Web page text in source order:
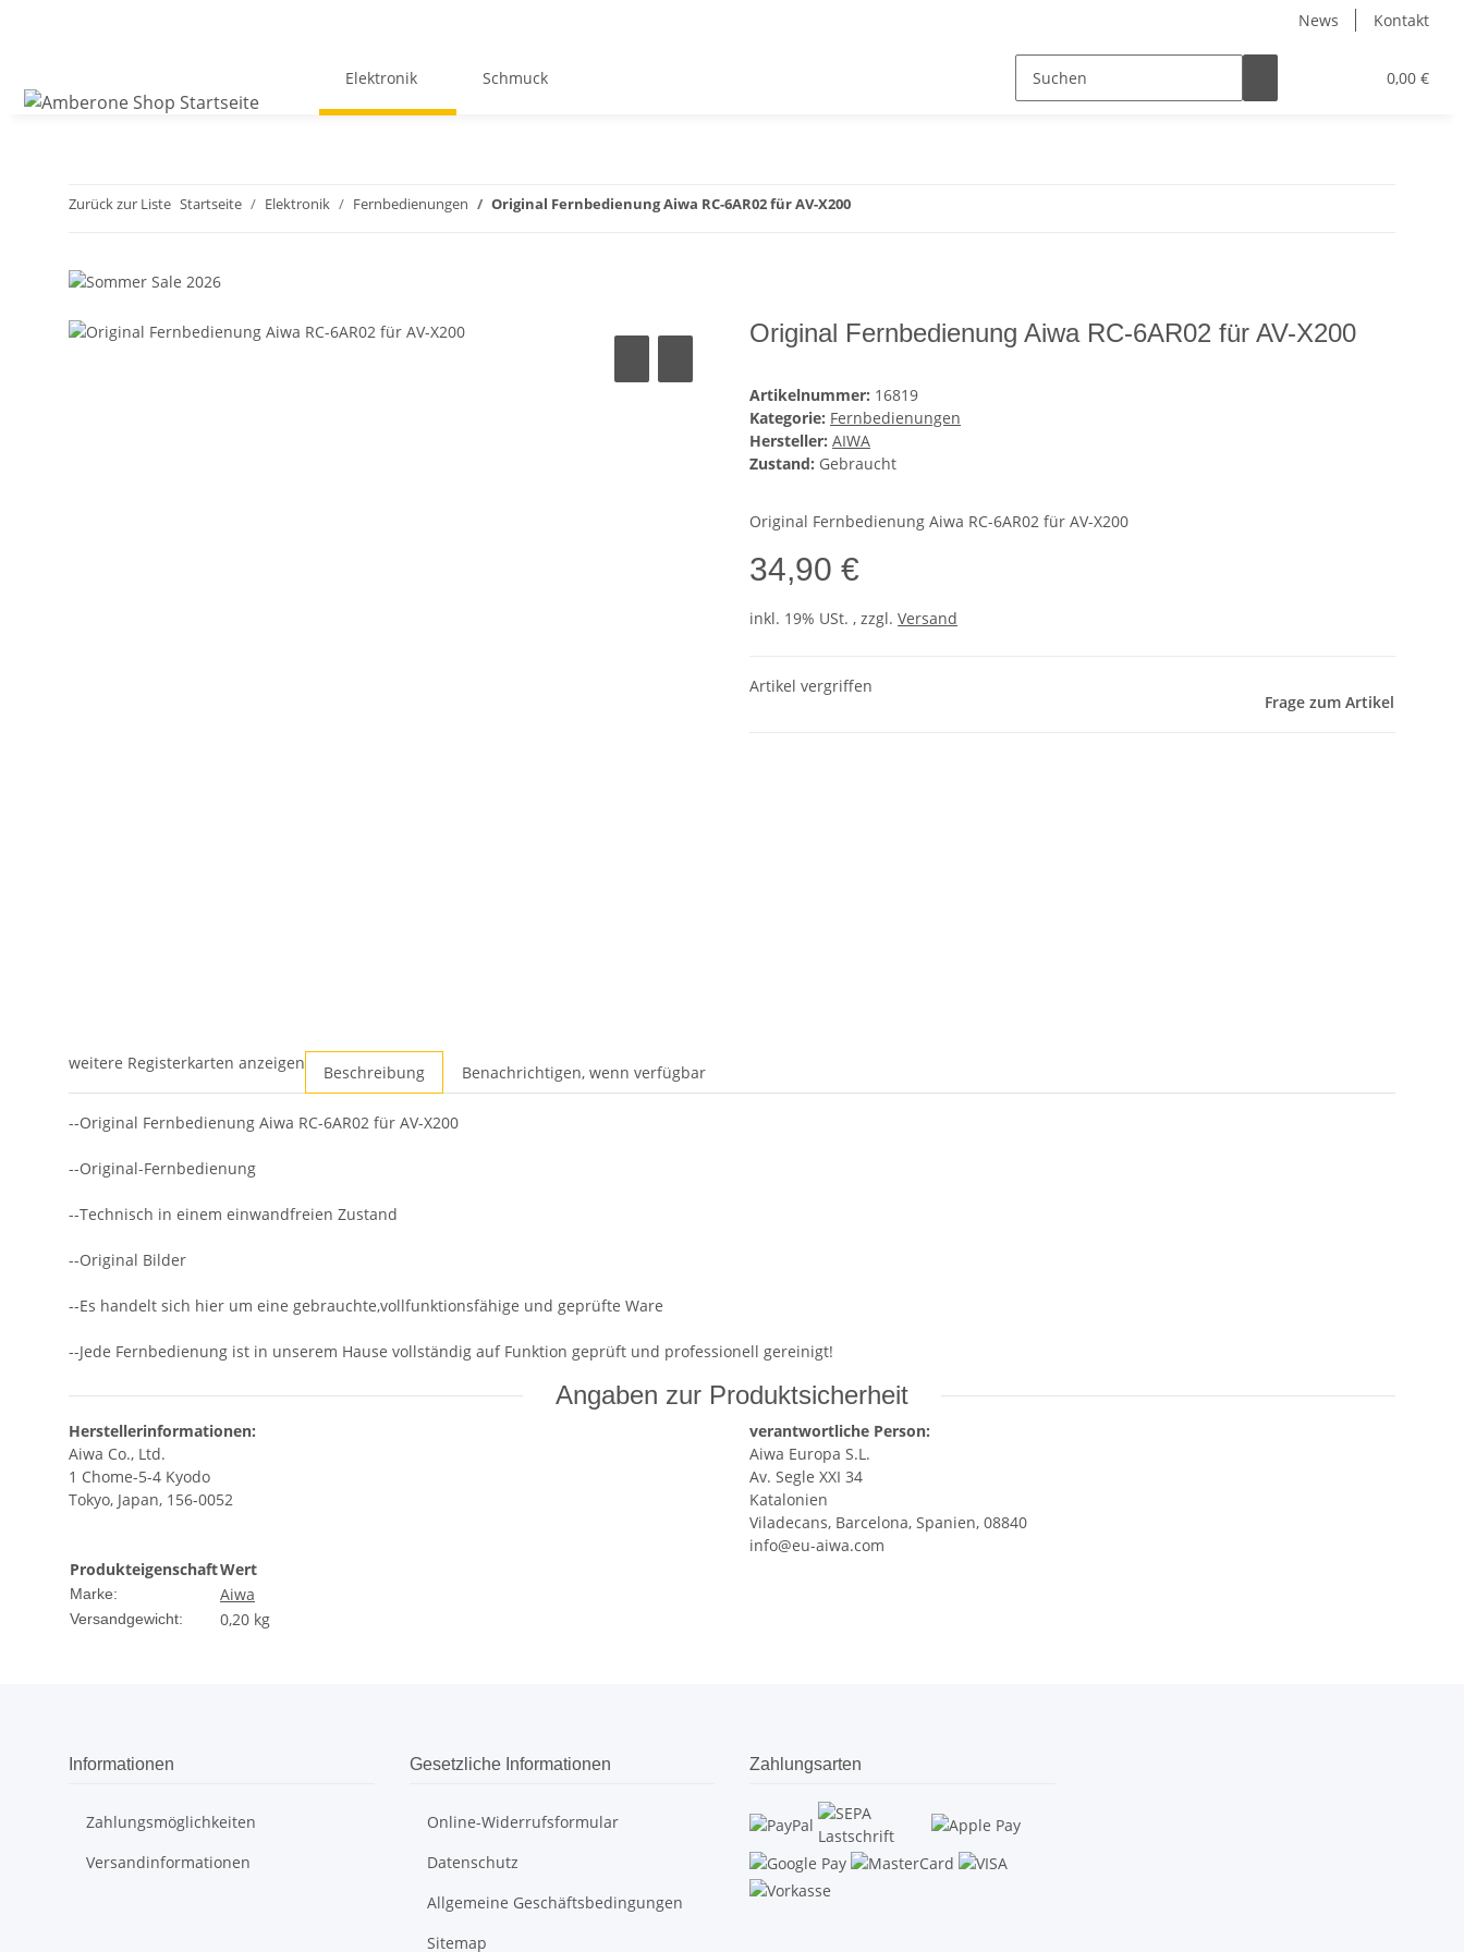
News Kontakt
0,00 €
Elektronik Schmuck
Zurück zur Liste Startseite Elektronik Fernbedienungen Original Fernbedienung Aiwa RC-6AR02 für AV-X200
Original Fernbedienung Aiwa RC-6AR02 für AV-X200
Artikelnummer: 16819
Kategorie: Fernbedienungen
Hersteller: AIWA
Zustand: Gebraucht
Original Fernbedienung Aiwa RC-6AR02 für AV-X200
34,90 €
inkl. 19% USt. , zzgl. Versand
Artikel vergriffen
Frage zum Artikel
weitere Registerkarten anzeigen Beschreibung Benachrichtigen, wenn verfügbar
--Original Fernbedienung Aiwa RC-6AR02 für AV-X200
--Original-Fernbedienung
--Technisch in einem einwandfreien Zustand
--Original Bilder
--Es handelt sich hier um eine gebrauchte,vollfunktionsfähige und geprüfte Ware
--Jede Fernbedienung ist in unserem Hause vollständig auf Funktion geprüft und professionell gereinigt!
Angaben zur Produktsicherheit
Herstellerinformationen:
Aiwa Co., Ltd.
1 Chome-5-4 Kyodo
Tokyo, Japan, 156-0052
verantwortliche Person:
Aiwa Europa S.L.
Av. Segle XXI 34
Katalonien
Viladecans, Barcelona, Spanien, 08840
info@eu-aiwa.com
ProdukteigenschaftWert
Marke: Aiwa
Versandgewicht: 0,20 kg
Informationen
Zahlungsmöglichkeiten
Versandinformationen
Gesetzliche Informationen
Online-Widerrufsformular
Datenschutz
Allgemeine Geschäftsbedingungen
Sitemap
Zahlungsarten